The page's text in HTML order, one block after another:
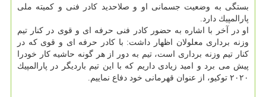
بستگی به وضعیت جسمانی او و صلاحدید كادر فنی و كمیته ملی
پارالمپیك دارد.
او در آخر با اشاره به حضور كادر فنی حرفه ای و قوی در كنار تیم
وزنه برداری معلولان اظهار داشت: با كادر حرفه ای و قوی كه در
كنار تیم وزنه برداری است، تیم به دور از هر گونه حاشیه كار خودرا
پیش می برد و امید زیادی داریم كه با این تیم باردیگر در پارالمپیك
۲۰۲۰ توكیو، از عنوان قهرمانی خود دفاع نماییم.